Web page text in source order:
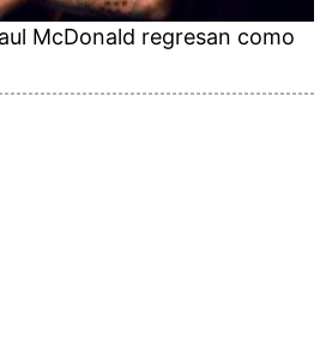
McDonald regresan como